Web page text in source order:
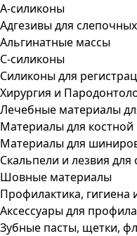
А-силиконы
Адгезивы для
Альгинатные массы
С-силиконы
Силиконы для
Хирургия и
Лечебные материалы
Материалы для костной
Материалы для
Скальпели и лезвия для
Шовные материалы
Профилактика, гигиена
Аксессуары для
Зубные пасты, щетки,